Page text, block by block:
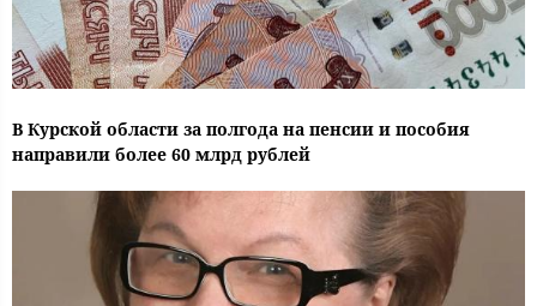
В Курской области за полгода на пенсии и пособия
направили более 60 млрд рублей